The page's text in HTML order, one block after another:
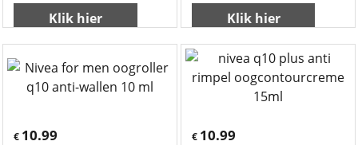
Klik hier Klik hier
€ 10.99 € 10.99